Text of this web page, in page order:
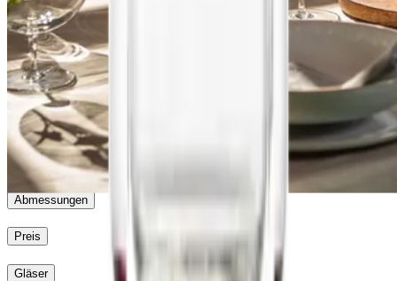
Duo
Zwiesel GlasVervino Air Sense
Abmessungen
Preis
Gläser